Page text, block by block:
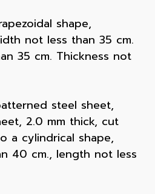
shape,
not less than 35 cm.
35 cm. Thickness not
steel sheet,
2.0 mm thick, cut
a cylindrical shape,
40 cm., length not less